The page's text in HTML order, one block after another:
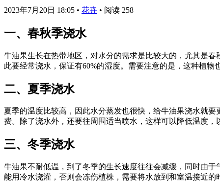
2023年7月20日 18:05 • 花卉 • 阅读 258
一、春秋季浇水
牛油果生长在热带地区，对水分的需求是比较大的，尤其是
此要经常浇水，保证有60%的湿度。需要注意的是，这种植物
二、夏季浇水
夏季的温度比较高，因此水分蒸发也很快，给牛油果浇水就
费。除了浇水外，还要往周围适当喷水，这样可以降低温度，
三、冬季浇水
牛油果不耐低温，到了冬季的生长速度往往会减缓，同时由
能用冷水浇灌，否则会冻伤植株，需要将水放到和室温接近的